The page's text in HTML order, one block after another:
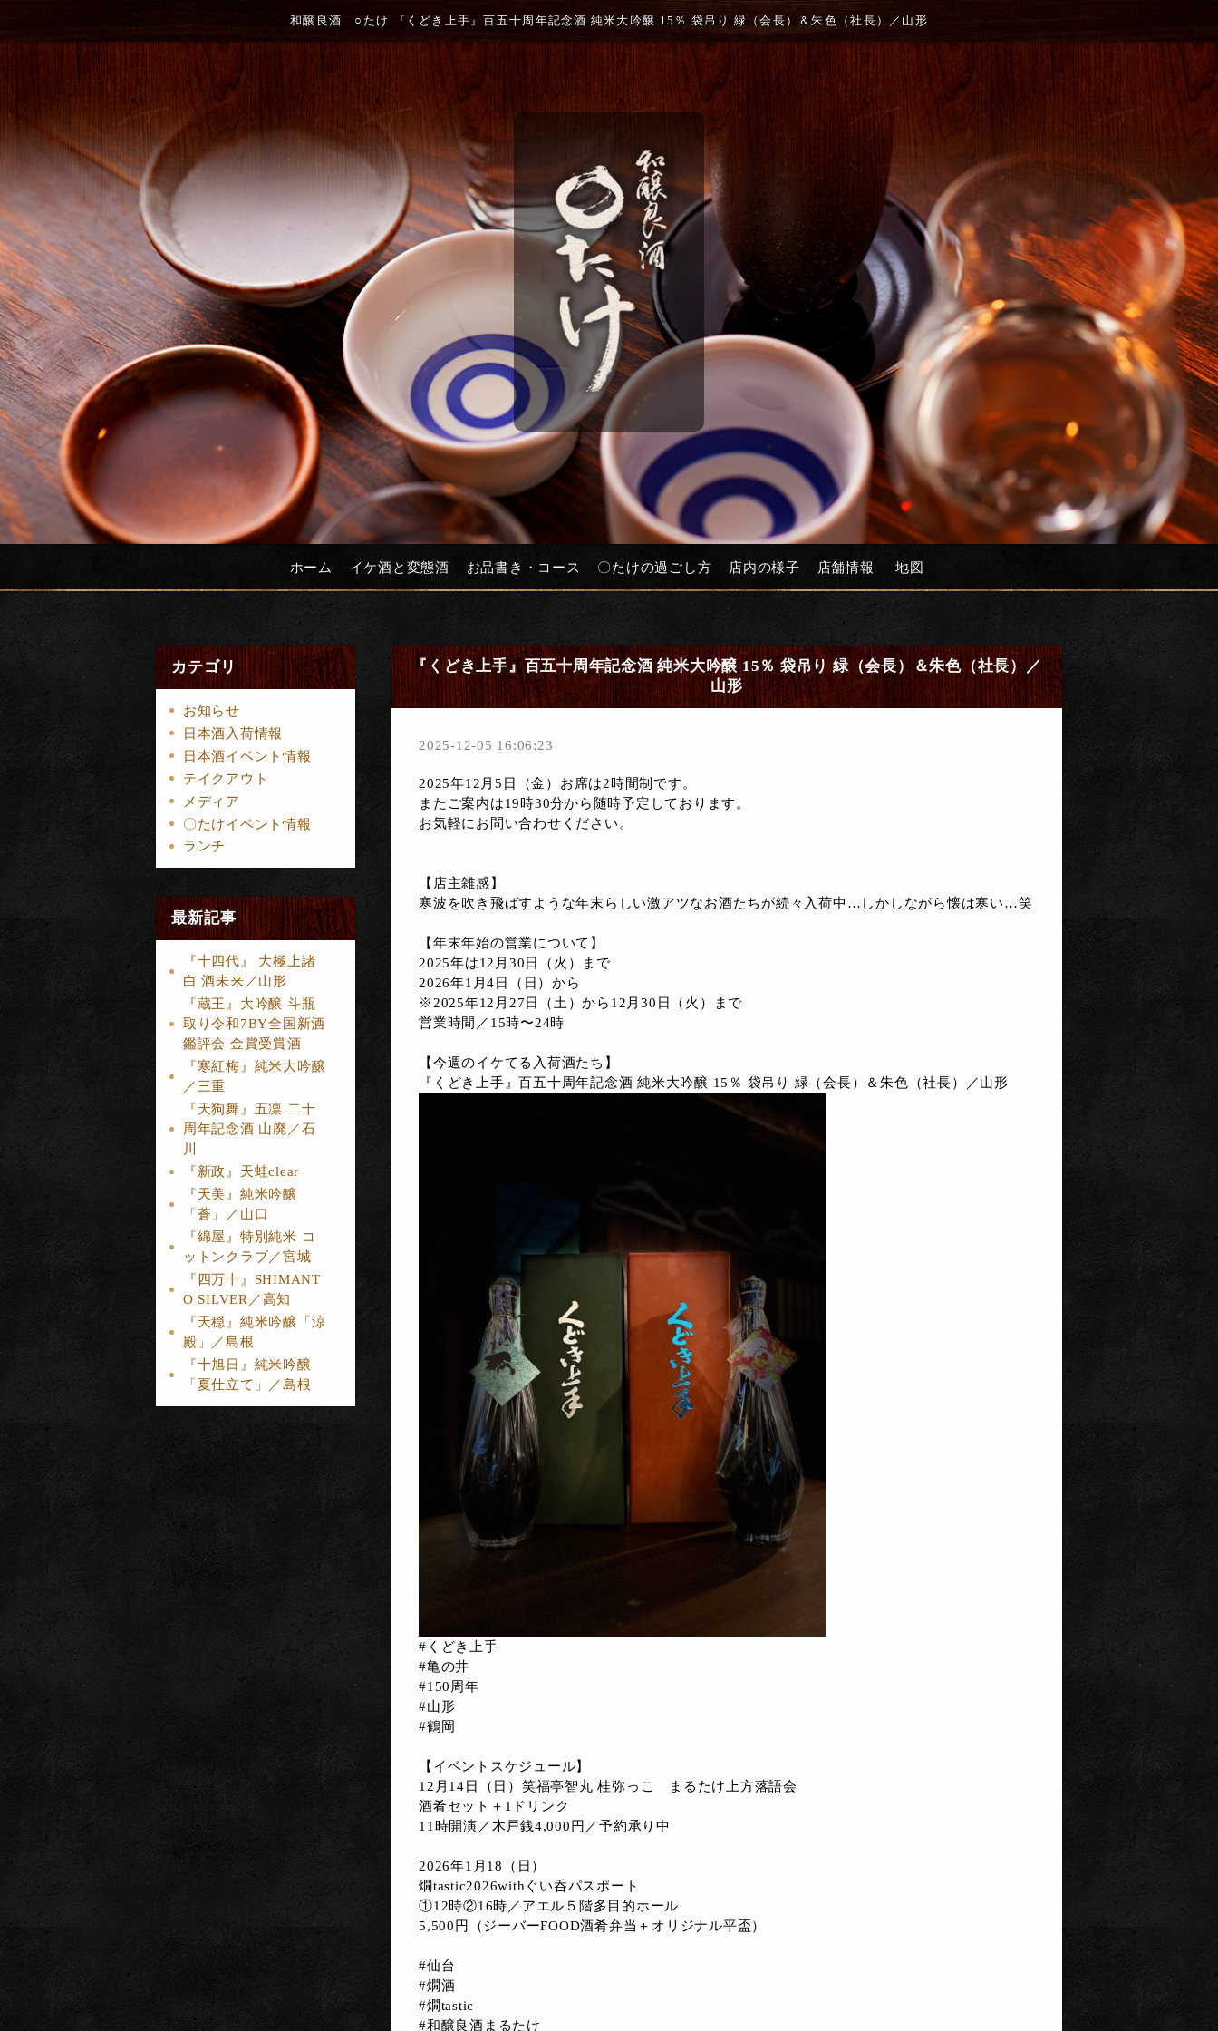
和醸良酒 ○たけ 『くどき上手』百五十周年記念酒 純米大吟醸 15％ 袋吊り 緑（会長）＆朱色（社長）／山形
ホーム イケ酒と変態酒 お品書き・コース 〇たけの過ごし方 店内の様子 店舗情報 地図
カテゴリ
お知らせ
日本酒入荷情報
日本酒イベント情報
テイクアウト
メディア
〇たけイベント情報
ランチ
最新記事
『十四代』 大極上諸
白 酒未来／山形
『蔵王』大吟醸 斗瓶
取り令和7BY全国新酒
鑑評会 金賞受賞酒
『寒紅梅』純米大吟醸
／三重
『天狗舞』五凛 二十
周年記念酒 山廃／石
川
『新政』天蛙clear
『天美』純米吟醸
「蒼」／山口
『綿屋』特別純米 コ
ットンクラブ／宮城
『四万十』SHIMANT
O SILVER／高知
『天穏』純米吟醸「涼
殿」／島根
『十旭日』純米吟醸
「夏仕立て」／島根
『くどき上手』百五十周年記念酒 純米大吟醸 15％ 袋吊り 緑（会長）＆朱色（社長）／
山形
2025-12-05 16:06:23
2025年12月5日（金）お席は2時間制です。
またご案内は19時30分から随時予定しております。
お気軽にお問い合わせください。
【店主雑感】
寒波を吹き飛ばすような年末らしい激アツなお酒たちが続々入荷中…しかしながら懐は寒い…笑
【年末年始の営業について】
2025年は12月30日（火）まで
2026年1月4日（日）から
※2025年12月27日（土）から12月30日（火）まで
営業時間／15時〜24時
【今週のイケてる入荷酒たち】
『くどき上手』百五十周年記念酒 純米大吟醸 15％ 袋吊り 緑（会長）＆朱色（社長）／山形
#くどき上手
#亀の井
#150周年
#山形
#鶴岡
【イベントスケジュール】
12月14日（日）笑福亭智丸 桂弥っこ まるたけ上方落語会
酒肴セット＋1ドリンク
11時開演／木戸銭4,000円／予約承り中
2026年1月18（日）
燗tastic2026withぐい呑パスポート
①12時②16時／アエル５階多目的ホール
5,500円（ジーバーFOOD酒肴弁当＋オリジナル平盃）
#仙台
#燗酒
#燗tastic
#和醸良酒まるたけ